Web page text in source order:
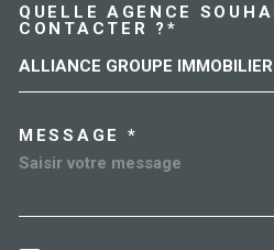
QUELLE AGENCE
CONTACTER ?*
ALLIANCE GROUPE
MESSAGE *